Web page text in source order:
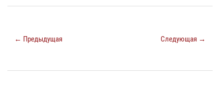
← Предыдущая Следующая →